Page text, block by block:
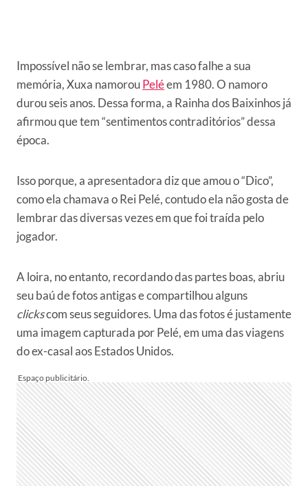
Impossível não se lembrar, mas caso falhe a sua
memória, Xuxa namorouPeléem 1980. O namoro
durou seis anos. Dessa forma, a Rainha dos Baixinhos já
afirmou que tem “sentimentos contraditórios” dessa
época.
Isso porque, a apresentadora diz que amou o “Dico”,
como ela chamava o Rei Pelé, contudo ela não gosta de
lembrar das diversas vezes em que foi traída pelo
jogador.
A loira, no entanto, recordando das partes boas, abriu
seu baú de fotos antigas e compartilhou alguns
clickscom seus seguidores. Uma das fotos é justamente
uma imagem capturada por Pelé, em uma das viagens
do ex-casal aos Estados Unidos.